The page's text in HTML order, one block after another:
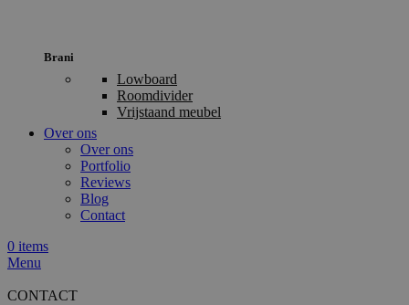
Brani
Lowboard
Roomdivider
Vrijstaand meubel
Over ons
Over ons
Portfolio
Reviews
Blog
Contact
0 items
Menu
CONTACT